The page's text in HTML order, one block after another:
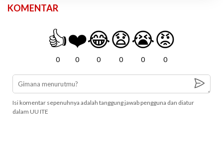
KOMENTAR
👍
0
❤️
0
😂
0
😧
0
😭
0
😡
0
Isi komentar sepenuhnya adalah tanggung jawab pengguna dan diatur
dalam UU ITE